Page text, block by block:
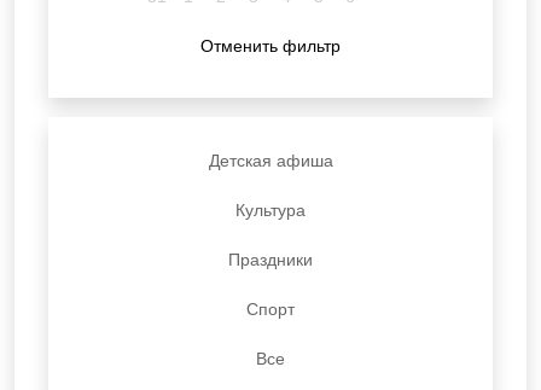
Отменить фильтр
Детская афиша
Культура
Праздники
Спорт
Все